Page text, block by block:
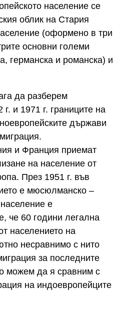
население се
облик на Стария
(оформено в три
основни големи
германска и романска) и
да разберем
и 1971 г. границите на
държави
и Франция приемат
на население от
През 1951 г. във
е мюсюлманско –
е
че 60 години легална
населението на
несравнимо с нито
за последните
можем да я сравним с
на индоевропейците